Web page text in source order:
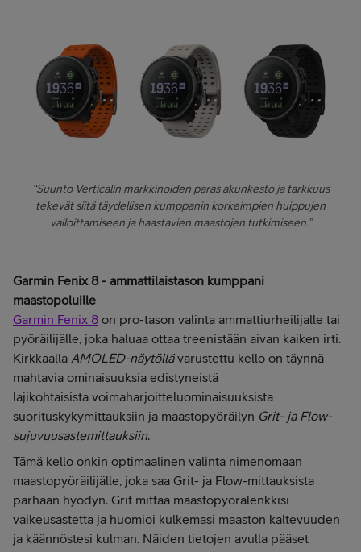
“Suunto Verticalin markkinoiden paras akunkesto ja tarkkuus
tekevät siitä täydellisen kumppanin korkeimpien huippujen
valloittamiseen ja haastavien maastojen tutkimiseen.”
Garmin Fenix 8 - ammattilaistason kumppani
maastopoluille
Garmin Fenix 8 on pro-tason valinta ammattiurheilijalle tai
pyöräilijälle, joka haluaa ottaa treenistään aivan kaiken irti.
Kirkkaalla AMOLED-näytöllävarustettu kello on täynnä
mahtavia ominaisuuksia edistyneistä
lajikohtaisista voimaharjoitteluominaisuuksista
suorituskykymittauksiin ja maastopyöräilyn Grit- ja Flow-
sujuvuusastemittauksiin.
Tämä kello onkin optimaalinen valinta nimenomaan
maastopyöräilijälle, joka saa Grit- ja Flow-mittauksista
parhaan hyödyn. Grit mittaa maastopyörälenkkisi
vaikeusastetta ja huomioi kulkemasi maaston kaltevuuden
ja käännöstesi kulman. Näiden tietojen avulla pääset